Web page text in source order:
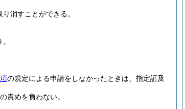
消すことができる。
の規定による申請をしなかったときは、指定証及
責めを負わない。